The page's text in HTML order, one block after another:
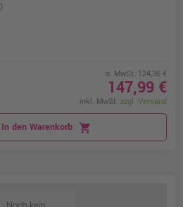
o. MwSt. 124,36 €
147,99 €
inkl. MwSt. zzgl. Versand
In den Warenkorb shopping_cart